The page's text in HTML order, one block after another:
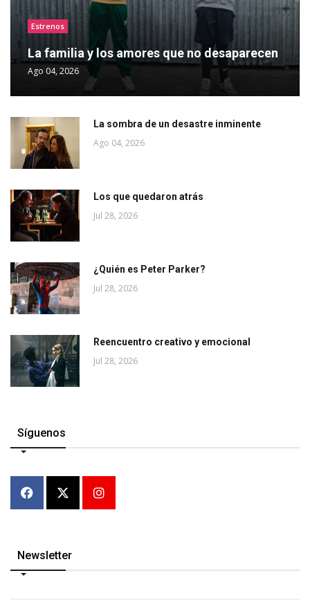
Estrenos
La familia y los amores que no desaparecen
Ago 04, 2026
La sombra de un desastre inminente
Ago 04, 2026
Los que quedaron atrás
Jul 28, 2026
¿Quién es Peter Parker?
Jul 28, 2026
Reencuentro creativo y emocional
Jul 28, 2026
Síguenos
Newsletter